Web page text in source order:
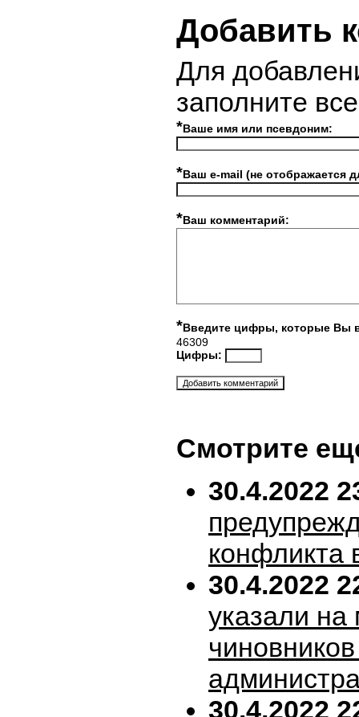
Добавить
Для
заполните
*Ваше имя или псевдоним:
*Ваш e-mail (не отображается
*Ваш комментарий:
*Введите цифры, которые Вы
46309
Цифры:
Смотрите
30.4.2022
конфликта
30.4.2022
указали на
30.4.2022